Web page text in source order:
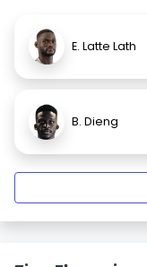
E. Latte Lath
B. Dieng